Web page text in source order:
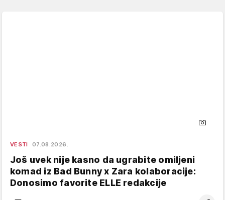
VESTI 07.08.2026.
Još uvek nije kasno da ugrabite omiljeni
komad iz Bad Bunny x Zara kolaboracije:
Donosimo favorite ELLE redakcije